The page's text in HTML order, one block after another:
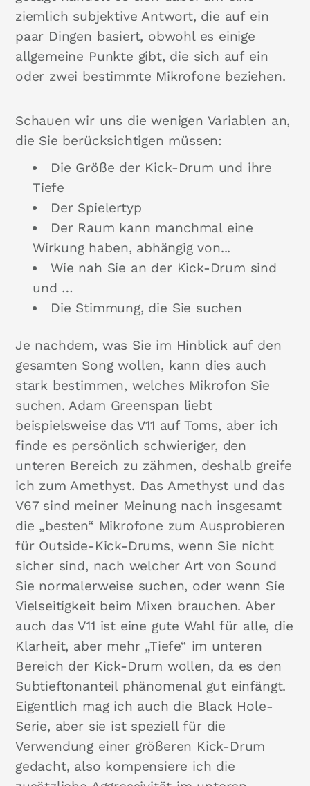
ziemlich subjektive Antwort, die auf ein
paar Dingen basiert, obwohl es einige
allgemeine Punkte gibt, die sich auf ein
oder zwei bestimmte Mikrofone beziehen.
Schauen wir uns die wenigen Variablen an,
die Sie berücksichtigen müssen:
Die Größe der Kick-Drum und ihre
Tiefe
Der Spielertyp
Der Raum kann manchmal eine
Wirkung haben, abhängig von...
Wie nah Sie an der Kick-Drum sind
und …
Die Stimmung, die Sie suchen
Je nachdem, was Sie im Hinblick auf den
gesamten Song wollen, kann dies auch
stark bestimmen, welches Mikrofon Sie
suchen. Adam Greenspan liebt
beispielsweise das V11 auf Toms, aber ich
finde es persönlich schwieriger, den
unteren Bereich zu zähmen, deshalb greife
ich zum Amethyst. Das Amethyst und das
V67 sind meiner Meinung nach insgesamt
die „besten“ Mikrofone zum Ausprobieren
für Outside-Kick-Drums, wenn Sie nicht
sicher sind, nach welcher Art von Sound
Sie normalerweise suchen, oder wenn Sie
Vielseitigkeit beim Mixen brauchen. Aber
auch das V11 ist eine gute Wahl für alle, die
Klarheit, aber mehr „Tiefe“ im unteren
Bereich der Kick-Drum wollen, da es den
Subtieftonanteil phänomenal gut einfängt.
Eigentlich mag ich auch die Black Hole-
Serie, aber sie ist speziell für die
Verwendung einer größeren Kick-Drum
gedacht, also kompensiere ich die